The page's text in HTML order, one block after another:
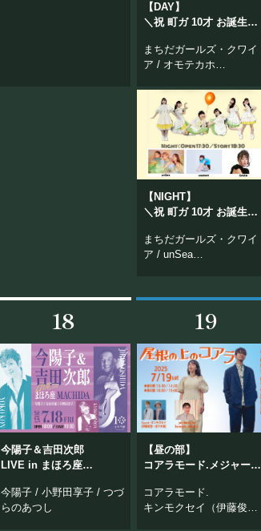
【DAY】
＼祝 町ガ 10才 お誕生日
まちだガールズ・クワイ
ア / オモテカホ
SUMMER ROCKET
【NIGHT】
＼祝 町ガ 10才 お誕生日
まちだガールズ・クワイ
ア / unSea
18
今陽子＆吉田次郎
LIVE in まほろ座
今陽子 / 小野田享子 / つづ
らのあつし
19
【昼の部】
コアラモード.メジャーデ
まほろ座MACHIDA創業10
周年記念特別公演
コアラモード.
キンモクセイ（伊藤俊